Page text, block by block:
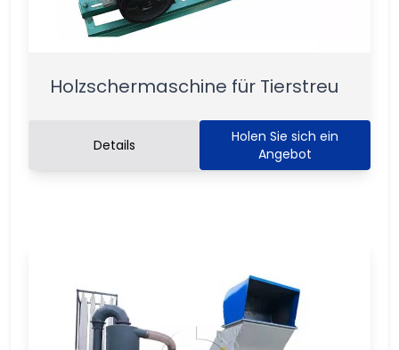
Holzschermaschine für Tierstreu
Details
Holen Sie sich ein
Angebot